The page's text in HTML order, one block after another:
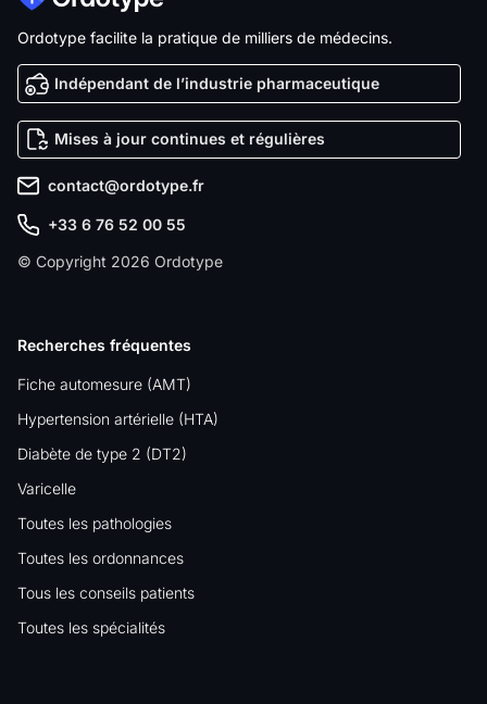
Ordotype facilite la pratique de milliers de médecins.
Indépendant de l’industrie pharmaceutique
Mises à jour continues et régulières
contact@ordotype.fr
+33 6 76 52 00 55
© Copyright 2026 Ordotype
Recherches fréquentes
Fiche automesure (AMT)
Hypertension artérielle (HTA)
Diabète de type 2 (DT2)
Varicelle
Toutes les pathologies
Toutes les ordonnances
Tous les conseils patients
Toutes les spécialités